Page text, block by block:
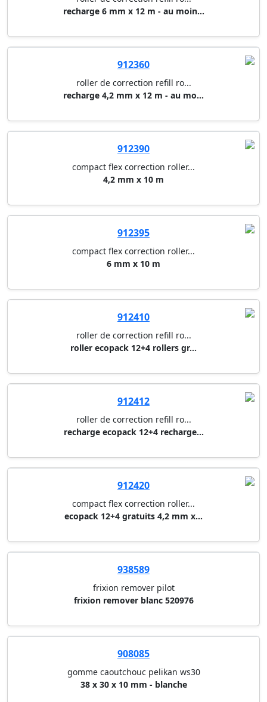
recharge 6 mm x 12 m - au moin...
912360
roller de correction refill ro...
recharge 4,2 mm x 12 m - au mo...
912390
compact flex correction roller...
4,2 mm x 10 m
912395
compact flex correction roller...
6 mm x 10 m
912410
roller de correction refill ro...
roller ecopack 12+4 rollers gr...
912412
roller de correction refill ro...
recharge ecopack 12+4 recharge...
912420
compact flex correction roller...
ecopack 12+4 gratuits 4,2 mm x...
938589
frixion remover pilot
frixion remover blanc 520976
908085
gomme caoutchouc pelikan ws30
38 x 30 x 10 mm - blanche